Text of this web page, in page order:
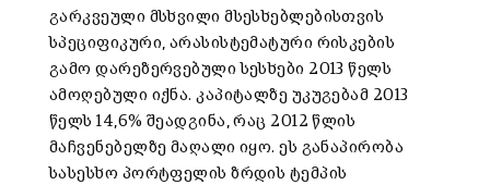
გარკვეული მსხვილი მსესხებლებისთვის
სპეციფიკური, არასისტემატური რისკების
გამო დარეზერვებული სესხები 2013 წელს
ამოღებული იქნა. კაპიტალზე უკუგებამ 2013
წელს 14,6% შეადგინა, რაც 2012 წლის
მაჩვენებელზე მაღალი იყო. ეს განაპირობა
სასესხო პორტფელის ზრდის ტემპის